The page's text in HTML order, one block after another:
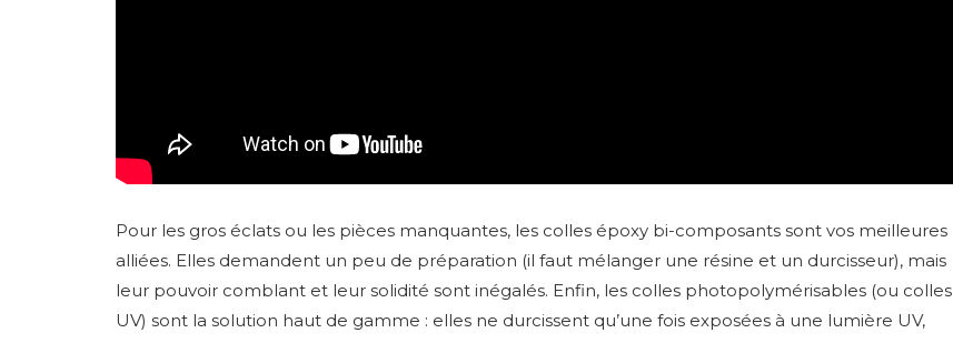
Pour les gros éclats ou les pièces manquantes, les colles époxy bi-composants sont vos meilleures
alliées. Elles demandent un peu de préparation (il faut mélanger une résine et un durcisseur), mais
leur pouvoir comblant et leur solidité sont inégalés. Enfin, les colles photopolymérisables (ou colles
UV) sont la solution haut de gamme : elles ne durcissent qu’une fois exposées à une lumière UV,